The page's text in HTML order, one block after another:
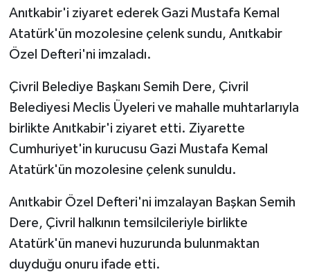
Anıtkabir'i ziyaret ederek Gazi Mustafa Kemal
Atatürk'ün mozolesine çelenk sundu, Anıtkabir
Özel Defteri'ni imzaladı.
Çivril Belediye Başkanı Semih Dere, Çivril
Belediyesi Meclis Üyeleri ve mahalle muhtarlarıyla
birlikte Anıtkabir'i ziyaret etti. Ziyarette
Cumhuriyet'in kurucusu Gazi Mustafa Kemal
Atatürk'ün mozolesine çelenk sunuldu.
Anıtkabir Özel Defteri'ni imzalayan Başkan Semih
Dere, Çivril halkının temsilcileriyle birlikte
Atatürk'ün manevi huzurunda bulunmaktan
duyduğu onuru ifade etti.